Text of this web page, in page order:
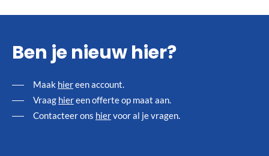
Ben je nieuw hier?
Maak hiereen account.
Vraag hiereen offerte op maat aan.
Contacteer ons hiervoor al je vragen.